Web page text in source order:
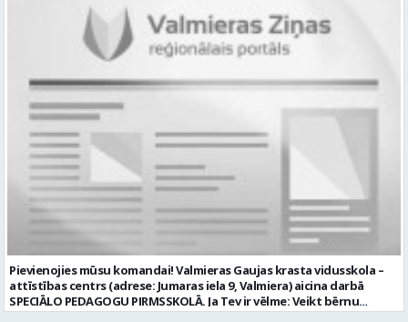
veids: Maiņu darbs Darbības joma: Pakalpojumi Pieteikto vietu
skaits: 1 Aktuāla līdz: 2026-08-21 Kontaktpersona: CV ar norādi
vakancei lūdzu sūtīt uz e-pastu info@vtu-valmiera.lv vai iesniegt
operatora pienākumus pasākumos Iestādēs telpās un ārpus tām
Iestādes; piemērot skaņas un gaismas mākslinieciskos risinājumus
pasākumos, plānot un organizēt apskaņošanas un gaismošanas
procesu, kā arī veikt pasākumu apskaņošanu un gaismošanu;
piedalīties Iestādes organizēto pasākumu tehniskajā uzbūvē un
nobūvē, sniegtu tehnisko atbalstu; pārzināt darbā lietojamo
tehnisko un elektroiekārtu darbības principus, lietošanas
noteikumus; un ja Tev ir: vismaz divu gadu pieredze līdzīgā darbā vai
amatā; labas datorprasmes; valsts valodas prasmes atbilstoši Valsts
valodas likuma prasībām; kompetences: prasme patstāvīgi pieņemt
lēmumus un organizēt savu darbu; lieliskas komunikācijas spējas;
precizitāte; pozitīva un atbildīga attieksme pret darbu; prasme
sadarboties un strādāt komandā; mēs piedāvājam: pamatalgu
pārbaudes laikā 985.00 EUR, pēc pārbaudes laika 1035.00 EUR pirms
nodokļu nomaksas; iespēju saņemt atvaļinājuma pabalstu darba un
līdzfinansētu veselības apdrošināšanu pēc pārbaudes laika beigām,
kā arī citas sociālās garantijas/labumus atbilstoši darba rezultātam
un normatīvajos aktos noteiktajam; drošu un sakārtotu darba vidi;
darbu atsaucīgu kolēģu komandā. CV un pieteikuma vēstuli lūdzam
Pievienojies mūsu komandai! Valmieras Gaujas krasta vidusskola –
attīstības centrs (adrese: Jumaras iela 9, Valmiera) aicina darbā
SPECIĀLO PEDAGOGU PIRMSSKOLĀ. Ja Tev ir vēlme: Veikt bērnu
attīstības, mācīšanās un speciālo vajadzību izvērtēšanu savas